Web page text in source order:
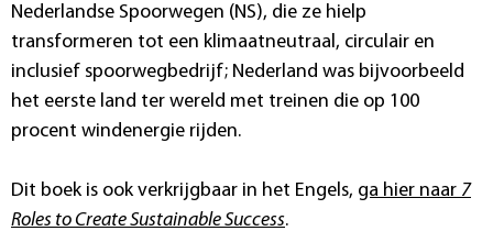
Nederlandse Spoorwegen (NS), die ze hielp
transformeren tot een klimaatneutraal, circulair en
inclusief spoorwegbedrijf; Nederland was bijvoorbeeld
het eerste land ter wereld met treinen die op 100
procent windenergie rijden.
Dit boek is ook verkrijgbaar in het Engels, ga hier naar 7
Roles to Create Sustainable Success.